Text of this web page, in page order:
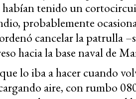
tenido un
probablemente
cancelar la patrulla
hacia la base naval de
lo iba a hacer cuando
aire, con rumbo